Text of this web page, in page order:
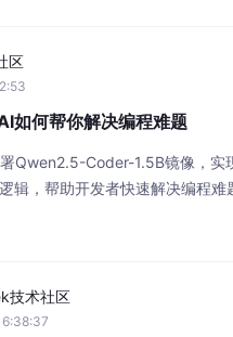
区
何帮你解决编程难题
Qwen2.5-Coder-1.5B镜像，实
辑，帮助开发者快速解决编程难
技术社区